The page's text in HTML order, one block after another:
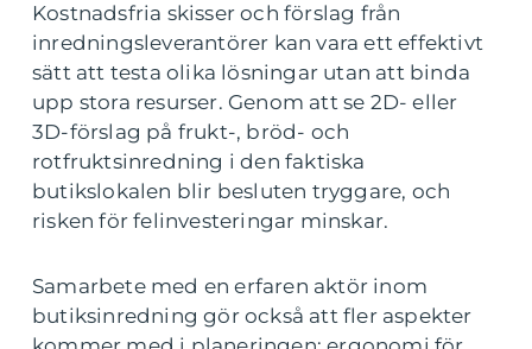
Kostnadsfria skisser och förslag från
inredningsleverantörer kan vara ett effektivt
sätt att testa olika lösningar utan att binda
upp stora resurser. Genom att se 2D- eller
3D-förslag på frukt-, bröd- och
rotfruktsinredning i den faktiska
butikslokalen blir besluten tryggare, och
risken för felinvesteringar minskar.
Samarbete med en erfaren aktör inom
butiksinredning gör också att fler aspekter